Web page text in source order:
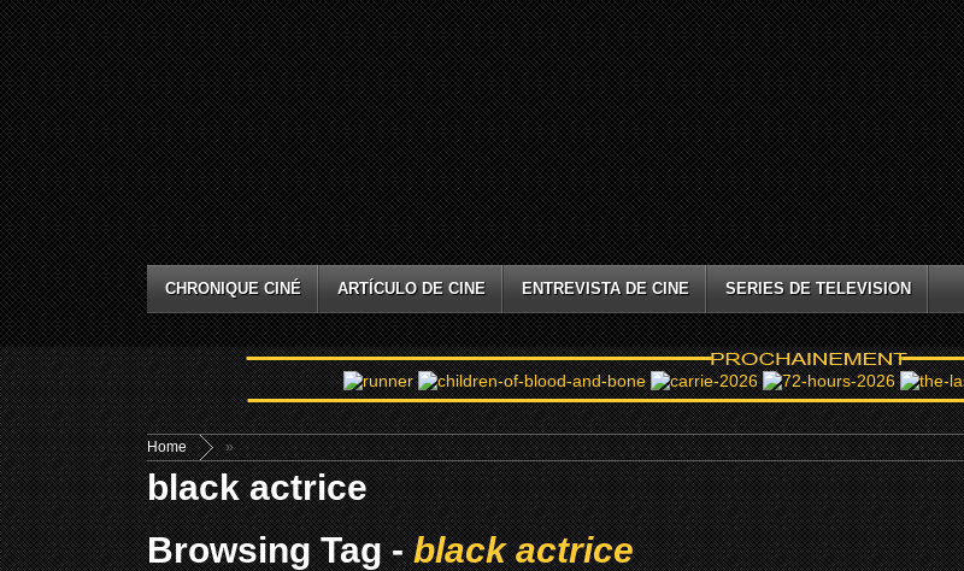
CHRONIQUE CINÉ ARTÍCULO DE CINE ENTREVISTA DE CINE SERIES DE TELEVISION
Home »
black actrice
Browsing Tag -black actrice